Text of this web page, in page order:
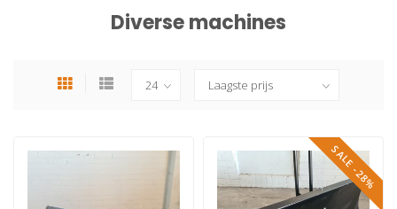
Diverse machines
SALE -28%